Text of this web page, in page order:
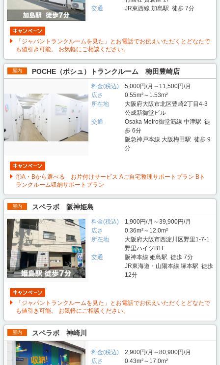
交通
JR東西線 加島駅 徒歩 7分
「ジャパントランクルームを見た」とお電話でお伝えいただくとどなたで
も値引き可能。 お気軽にご相談ください。
屋内 POCHE（ポシュ）トランクルーム 梅田豊崎店
料金(税込)
5,000円/月～11,500円/月
広さ
0.55m²～1.53m²
所在地
大阪府大阪市北区豊崎2丁目4-3
公成新御堂ビル
交通
Osaka Metro御堂筋線 中津駅 徒
歩 6分
阪急神戸本線 大阪梅田駅 徒歩 9
分
①A・Bから選べる お片付けサービス Aご自宅整理サポートプラン Bト
ランクルーム収納サポートプラン
屋内 スペラボ 阪神姫島
料金(税込)
1,900円/月～39,900円/月
広さ
0.36m²～12.0m²
所在地
大阪府大阪市西淀川区野里1-7-1
野里ハイツB1F
交通
阪神本線 姫島駅 徒歩 7分
JR東海道・山陽本線 塚本駅 徒歩
12分
「ジャパントランクルームを見た」とお電話でお伝えいただくとどなたで
も値引き可能。 お気軽にご相談ください。
屋内 スペラボ 神崎川
料金(税込)
2,900円/月～80,900円/月
広さ
0.43m²～17.0m²